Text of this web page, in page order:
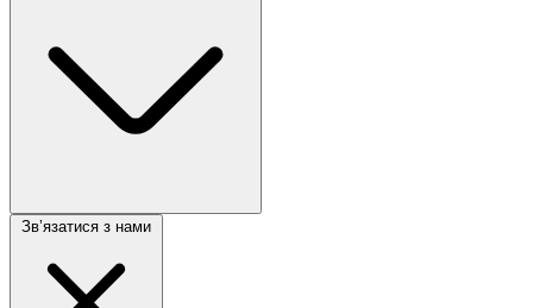
Звʼязатися з нами